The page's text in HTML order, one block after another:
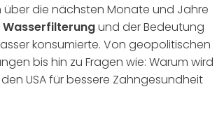
über die nächsten Monate und Jahre
Wasserfilterungund der Bedeutung
konsumierte. Von geopolitischen
bis hin zu Fragen wie: Warum wird
USA für bessere Zahngesundheit